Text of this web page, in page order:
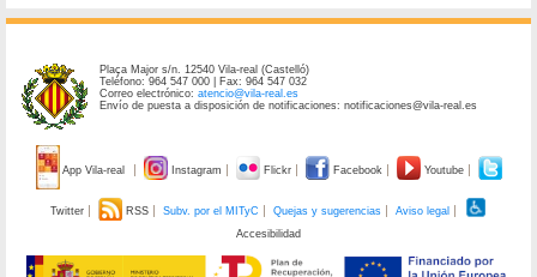
Plaça Major s/n. 12540 Vila-real (Castelló)
Teléfono: 964 547 000 | Fax: 964 547 032
Correo electrónico:atencio@vila-real.es
Envío de puesta a disposición de notificaciones: notificaciones@vila-real.es
App Vila-real Instagram Flickr Facebook Youtube
Twitter RSS Subv. por el MITyC Quejas y sugerencias
Aviso legal
Accesibilidad